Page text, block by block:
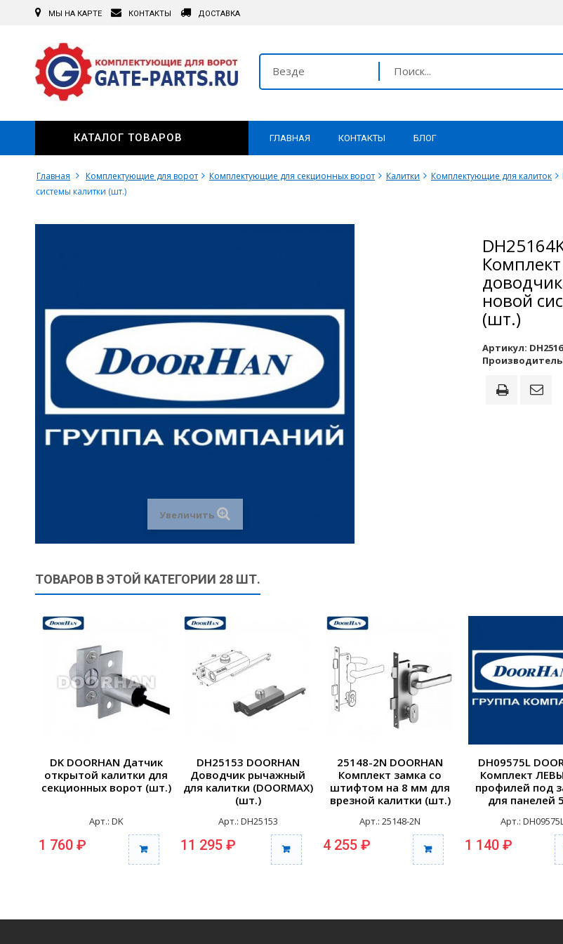
МЫ НА КАРТЕ КОНТАКТЫ ДОСТАВКА
Везде
ГЛАВНАЯ КОНТАКТЫ БЛОГ
КАТАЛОГ ТОВАРОВ
Главная Комплектующие для ворот Комплектующие для секционных ворот Калитки Комплектующие для калиток
системы калитки (шт.)
Увеличить
новой
(шт.)
Артикул:
ТОВАРОВ В ЭТОЙ КАТЕГОРИИ 28 ШТ.
DK DOORHAN Датчик
открытой калитки для
секционных ворот (шт.)
Арт.: DK
1 760 ₽
DH25153 DOORHAN
Доводчик рычажный
для калитки (DOORMAX)
(шт.)
Арт.: DH25153
11 295 ₽
25148-2N DOORHAN
Комплект замка со
штифтом на 8 мм для
врезной калитки (шт.)
Арт.: 25148-2N
4 255 ₽
DH09575L
Комплект
профилей под
для панелей
Арт.: DH09575L
1 140 ₽